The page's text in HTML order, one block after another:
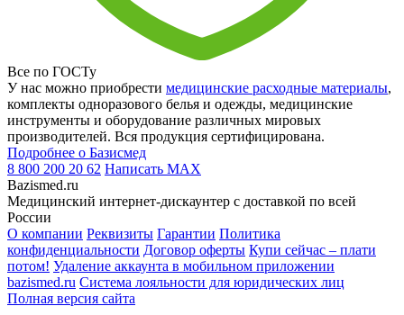
Все по ГОСТу
У нас можно приобрести медицинские расходные материалы,
комплекты одноразового белья и одежды, медицинские
инструменты и оборудование различных мировых
производителей. Вся продукция сертифицирована.
Подробнее о Базисмед
8 800 200 20 62 Написать MAX
Bazismed.ru
Медицинский интернет-дискаунтер с доставкой по всей
России
О компании Реквизиты Гарантии Политика
конфиденциальности Договор оферты Купи сейчас – плати
потом! Удаление аккаунта в мобильном приложении
bazismed.ru Система лояльности для юридических лиц
Полная версия сайта